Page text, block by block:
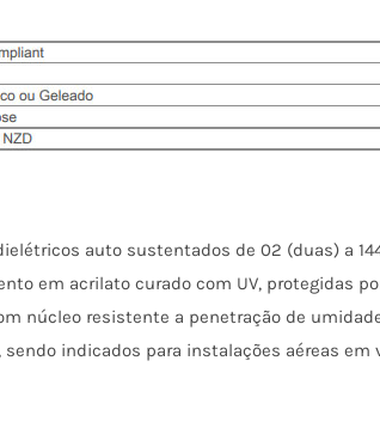
auto sustentados de 02 (duas) a
em acrilato curado com UV, protegidas
núcleo resistente a penetração de
indicados para instalações aéreas em